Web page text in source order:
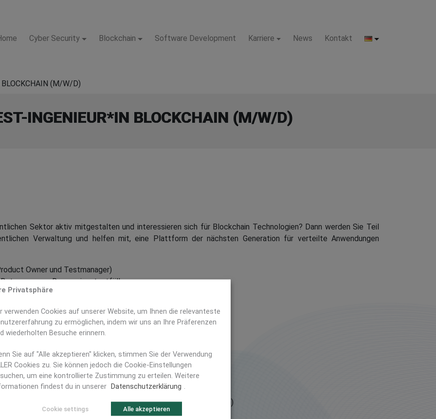
Cyber Security Blockchain Software Development Karriere News Kontakt
(M/W/D)
INGENIEUR*IN BLOCKCHAIN (M/W/D)
Sektor aktiv mitgestalten und interessieren sich für Blockchain Technologien? Dann werden Sie Teil
Verwaltung und helfen mit, eine Plattform der nächsten Generation für verteilte Anwendungen
Owner und Testmanager)
von Regressionstestfällen
der Schnittstelle, sowie GUI-Test
Testumgebung
Hyperledger Fabric 1.4 oder anderen Blockchains (z.B. Ethereum)
Privatsphäre
verwenden Cookies auf unserer Website, um Ihnen die relevanteste
zu ermöglichen, indem wir uns an Ihre Präferenzen
wiederholten Besuche erinnern.
Sie auf "Alle akzeptieren" klicken, stimmen Sie der Verwendung
Cookies zu. Sie können jedoch die Cookie-Einstellungen
um eine kontrollierte Zustimmung zu erteilen. Weitere
findest du in unserer Datenschutzerklärung
Cookie settings Alle akzeptieren